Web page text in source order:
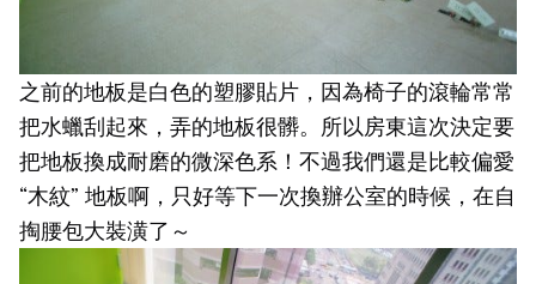
之前的地板是白色的塑膠貼片，因為椅子的滾輪常常
把水蠟刮起來，弄的地板很髒。所以房東這次決定要
把地板換成耐磨的微深色系！不過我們還是比較偏愛
“木紋” 地板啊，只好等下一次換辦公室的時候，在自
掏腰包大裝潢了～